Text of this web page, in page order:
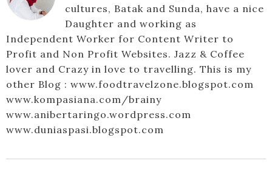
cultures, Batak and Sunda, have a nice
Daughter and working as
Independent Worker for Content Writer to
Profit and Non Profit Websites. Jazz & Coffee
lover and Crazy in love to travelling. This is my
other Blog : www.foodtravelzone.blogspot.com
www.kompasiana.com/brainy
www.anibertaringo.wordpress.com
www.duniaspasi.blogspot.com